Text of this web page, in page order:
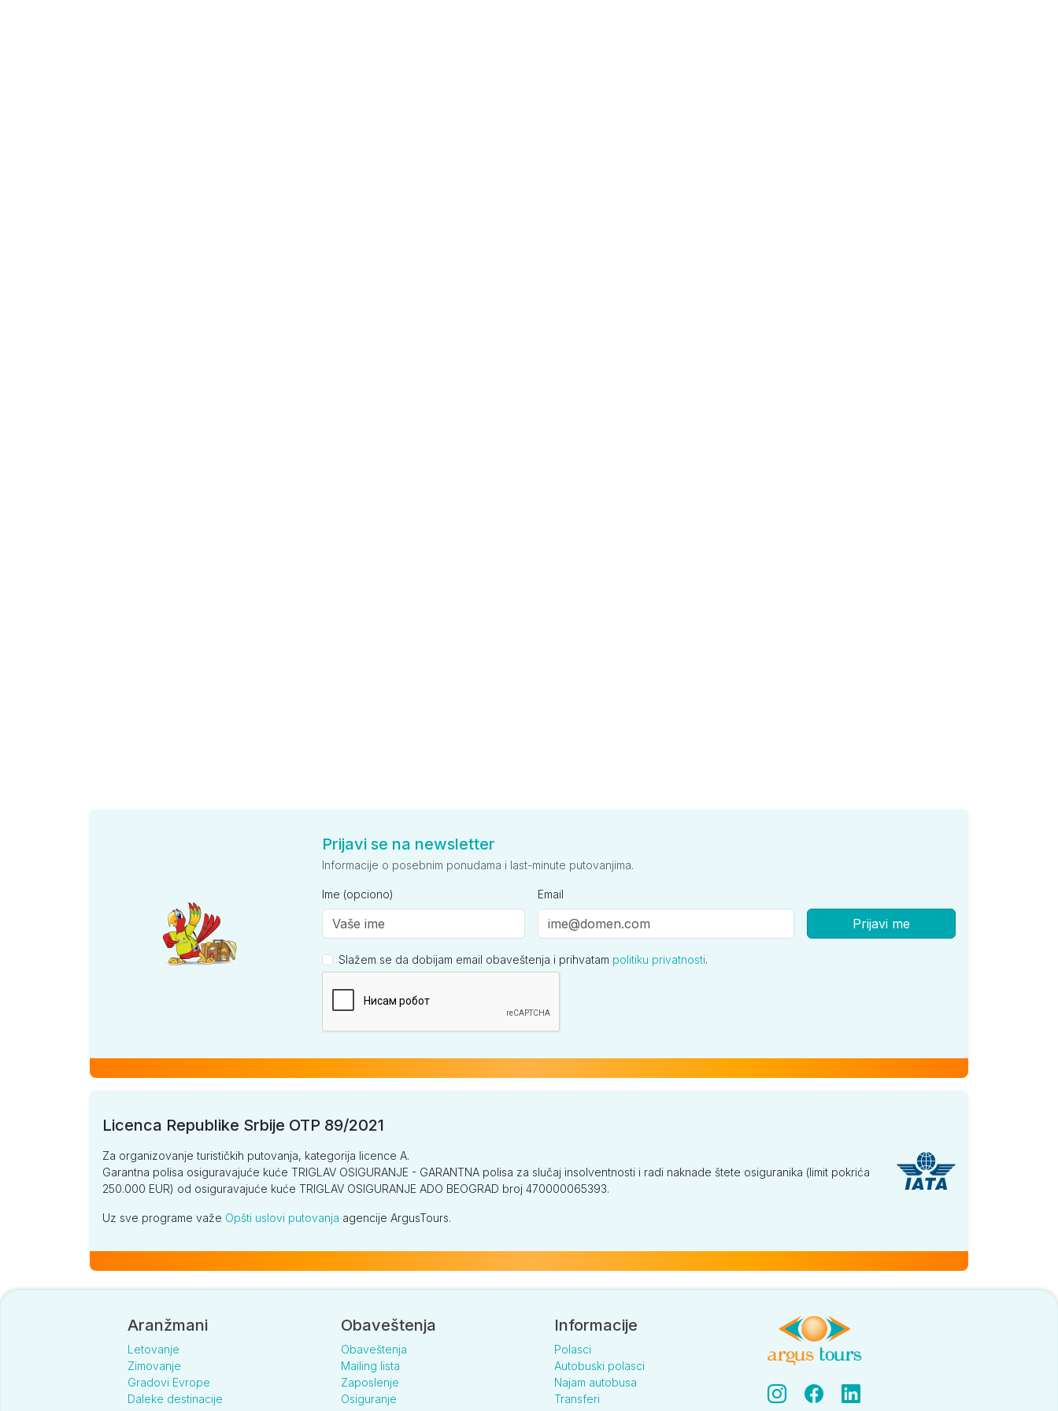
Prijavi se na newsletter
Informacije o posebnim ponudama i last-minute putovanjima.
Ime (opciono) Email
Prijavi me
Slažem se da dobijam email obaveštenja i prihvatam politiku privatnosti.
Licenca Republike Srbije OTP 89/2021
Za organizovanje turističkih putovanja, kategorija licence A.
Garantna polisa osiguravajuće kuće TRIGLAV OSIGURANJE - GARANTNA polisa za slučaj insolventnosti i radi naknade štete osiguranika (limit pokrića
250.000 EUR) od osiguravajuće kuće TRIGLAV OSIGURANJE ADO BEOGRAD broj 470000065393.
Uz sve programe važe Opšti uslovi putovanja agencije ArgusTours.
Aranžmani
Letovanje
Zimovanje
Gradovi Evrope
Daleke destinacije
Obaveštenja
Obaveštenja
Mailing lista
Zaposlenje
Osiguranje
Informacije
Polasci
Autobuski polasci
Najam autobusa
Transferi